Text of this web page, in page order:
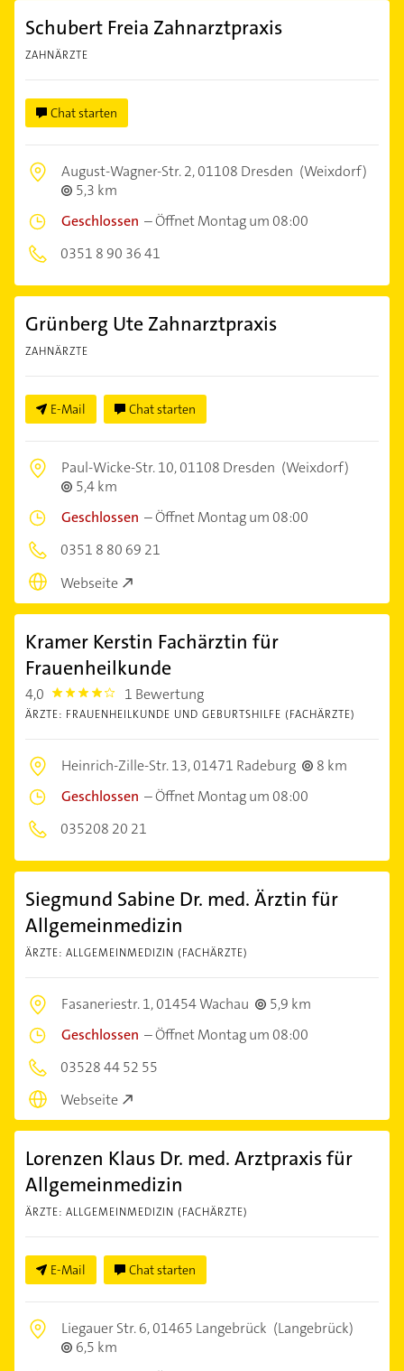
Schubert Freia Zahnarztpraxis
ZAHNÄRZTE
Chat starten
August-Wagner-Str. 2,01108 Dresden (Weixdorf)
5,3 km
Geschlossen –Öffnet Montag um 08:00
0351 8 90 36 41
Grünberg Ute Zahnarztpraxis
ZAHNÄRZTE
E-Mail Chat starten
Paul-Wicke-Str. 10,01108 Dresden (Weixdorf)
5,4 km
Geschlossen –Öffnet Montag um 08:00
0351 8 80 69 21
Webseite
Kramer Kerstin Fachärztin für
Frauenheilkunde
4,0 4.0 1 Bewertung
ÄRZTE: FRAUENHEILKUNDE UND GEBURTSHILFE (FACHÄRZTE)
Heinrich-Zille-Str. 13,01471 Radeburg
8 km
Geschlossen –Öffnet Montag um 08:00
035208 20 21
Siegmund Sabine Dr. med. Ärztin für
Allgemeinmedizin
ÄRZTE: ALLGEMEINMEDIZIN (FACHÄRZTE)
Fasaneriestr. 1,01454 Wachau
5,9 km
Geschlossen –Öffnet Montag um 08:00
03528 44 52 55
Webseite
Lorenzen Klaus Dr. med. Arztpraxis für
Allgemeinmedizin
ÄRZTE: ALLGEMEINMEDIZIN (FACHÄRZTE)
E-Mail Chat starten
Liegauer Str. 6,01465 Langebrück (Langebrück)
6,5 km